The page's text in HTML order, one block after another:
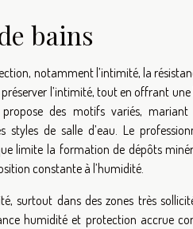
bains
notamment l’intimité, la
l’intimité, tout en offrant
des motifs variés,
de salle d’eau. Le
limite la formation de dépôts
constante à l’humidité.
surtout dans des zones très
humidité et protection accrue